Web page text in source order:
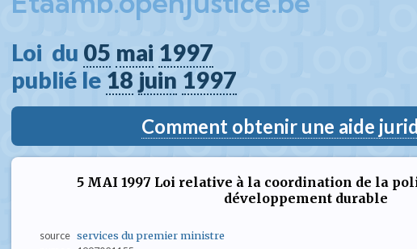
Loi  du 05 mai 1997
publié le 18 juin 1997
Comment obtenir une aide
5 MAI 1997 Loi relative à la coordination de la
développement durable
source services du premier ministre